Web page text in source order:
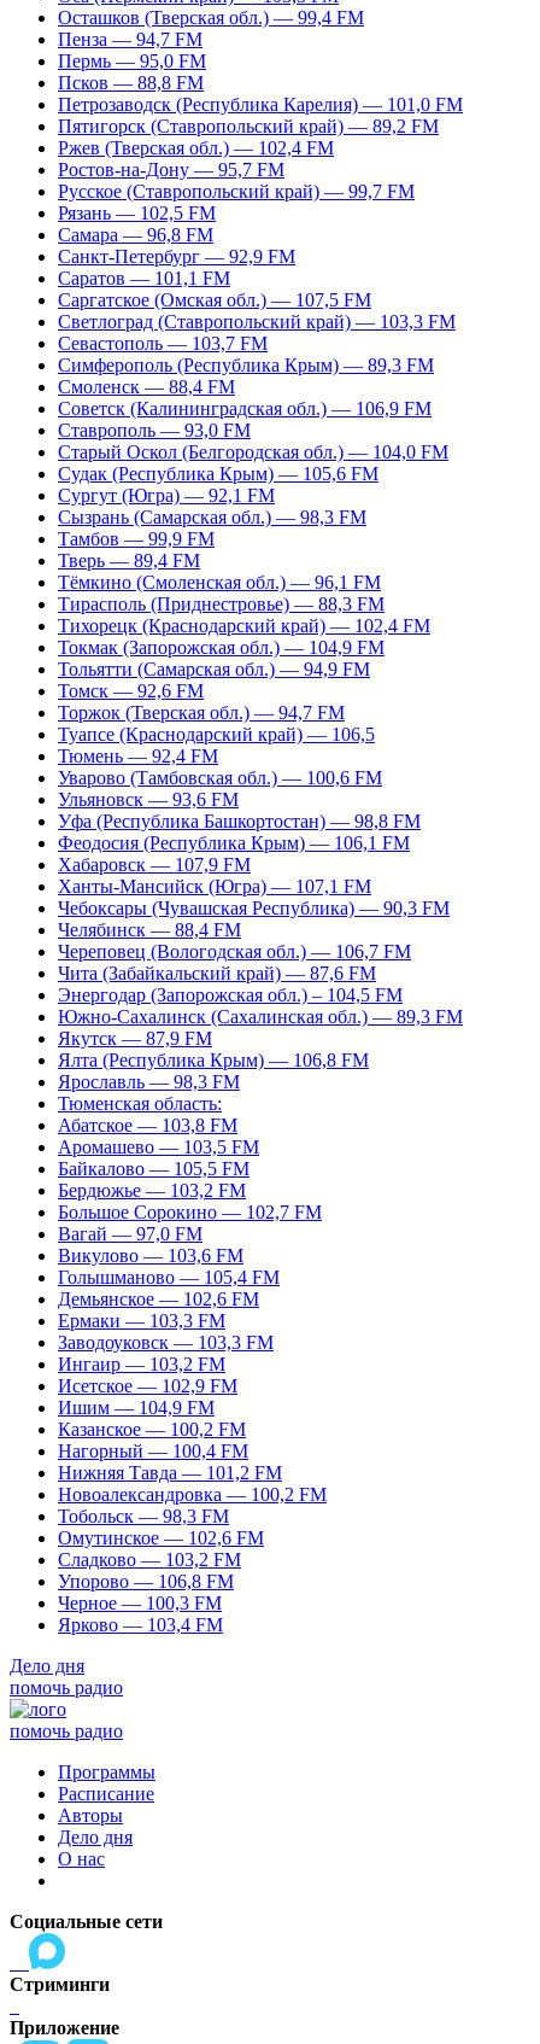
Осташков (Тверская обл.) — 99,4 FM
Пенза — 94,7 FM
Пермь — 95,0 FM
Псков — 88,8 FM
Петрозаводск (Республика Карелия) — 101,0 FM
Пятигорск (Ставропольский край) — 89,2 FM
Ржев (Тверская обл.) — 102,4 FM
Ростов-на-Дону — 95,7 FM
Русское (Ставропольский край) — 99,7 FM
Рязань — 102,5 FM
Самара — 96,8 FM
Санкт-Петербург — 92,9 FM
Саратов — 101,1 FM
Саргатское (Омская обл.) — 107,5 FM
Светлоград (Ставропольский край) — 103,3 FM
Севастополь — 103,7 FM
Симферополь (Республика Крым) — 89,3 FM
Смоленск — 88,4 FM
Советск (Калининградская обл.) — 106,9 FM
Ставрополь — 93,0 FM
Старый Оскол (Белгородская обл.) — 104,0 FM
Судак (Республика Крым) — 105,6 FM
Сургут (Югра) — 92,1 FM
Сызрань (Самарская обл.) — 98,3 FM
Тамбов — 99,9 FM
Тверь — 89,4 FM
Тёмкино (Смоленская обл.) — 96,1 FM
Тирасполь (Приднестровье) — 88,3 FM
Тихорецк (Краснодарский край) — 102,4 FM
Токмак (Запорожская обл.) — 104,9 FM
Тольятти (Самарская обл.) — 94,9 FM
Томск — 92,6 FM
Торжок (Тверская обл.) — 94,7 FM
Туапсе (Краснодарский край) — 106,5
Тюмень — 92,4 FM
Уварово (Тамбовская обл.) — 100,6 FM
Ульяновск — 93,6 FM
Уфа (Республика Башкортостан) — 98,8 FM
Феодосия (Республика Крым) — 106,1 FM
Хабаровск — 107,9 FM
Ханты-Мансийск (Югра) — 107,1 FM
Чебоксары (Чувашская Республика) — 90,3 FM
Челябинск — 88,4 FM
Череповец (Вологодская обл.) — 106,7 FM
Чита (Забайкальский край) — 87,6 FM
Энергодар (Запорожская обл.) – 104,5 FM
Южно-Сахалинск (Сахалинская обл.) — 89,3 FM
Якутск — 87,9 FM
Ялта (Республика Крым) — 106,8 FM
Ярославль — 98,3 FM
Тюменская область:
Абатское — 103,8 FM
Аромашево — 103,5 FM
Байкалово — 105,5 FM
Бердюжье — 103,2 FM
Большое Сорокино — 102,7 FM
Вагай — 97,0 FM
Викулово — 103,6 FM
Голышманово — 105,4 FM
Демьянское — 102,6 FM
Ермаки — 103,3 FM
Заводоуковск — 103,3 FM
Ингаир — 103,2 FM
Исетское — 102,9 FM
Ишим — 104,9 FM
Казанское — 100,2 FM
Нагорный — 100,4 FM
Нижняя Тавда — 101,2 FM
Новоалександровка — 100,2 FM
Тобольск — 98,3 FM
Омутинское — 102,6 FM
Сладково — 103,2 FM
Упорово — 106,8 FM
Черное — 100,3 FM
Ярково — 103,4 FM
Дело дня
помочь радио
помочь радио
Программы
Расписание
Авторы
Дело дня
О нас
Социальные сети
Стриминги
Приложение